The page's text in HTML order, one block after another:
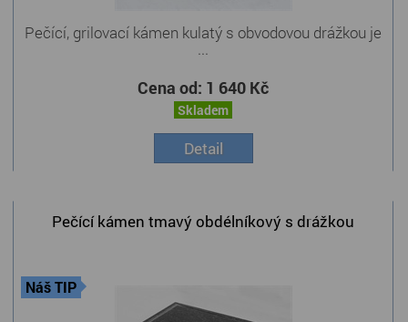
Pečící, grilovací kámen kulatý s obvodovou drážkou je
...
Cena od: 1 640 Kč
Skladem
Detail
Pečící kámen tmavý obdélníkový s drážkou
Náš TIP